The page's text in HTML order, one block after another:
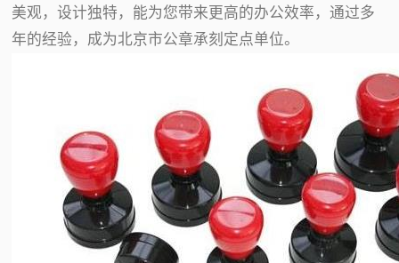
美观，设计独特，能为您带来更高的办公效率，通过多
年的经验，成为北京市公章承刻定点单位。